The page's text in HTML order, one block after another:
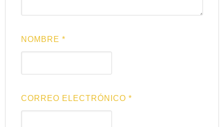
NOMBRE*
CORREO ELECTRÓNICO*